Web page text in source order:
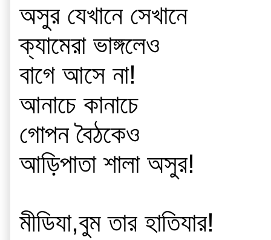
অসুর যেখানে সেখানে
ক্যামেরা ভাঙ্গলেও
বাগে আসে না!
আনাচে কানাচে
গোপন বৈঠকেও
আড়িপাতা শালা অসুর!
মীডিযা,বুম তার হাতিযার!